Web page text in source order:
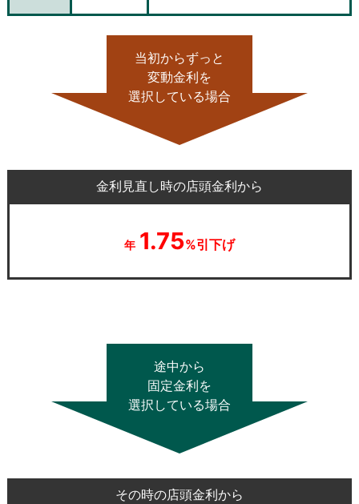
当初からずっと
変動金利を
選択している場合
金利見直し時の店頭金利から
年 1.75%引下げ
途中から
固定金利を
選択している場合
その時の店頭金利から